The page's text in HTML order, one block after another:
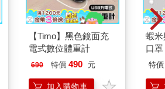
【Timo】黑色鏡面充
電式數位體重計
690 特價 490 元
加入購物車
蝦
口
特價